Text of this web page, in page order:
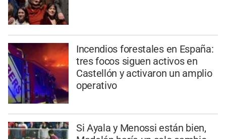
Incendios forestales en España:
tres focos siguen activos en
Castellón y activaron un amplio
operativo
Si Ayala y Menossi están bien,